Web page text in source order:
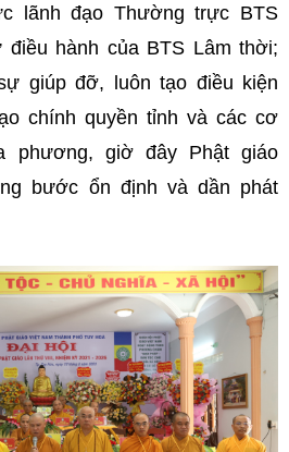
lãnh đạo Thường trực BTS
điều hành của BTS Lâm thời;
giúp đỡ, luôn tạo điều kiện
chính quyền tỉnh và các cơ
phương, giờ đây Phật giáo
bước ổn định và dần phát